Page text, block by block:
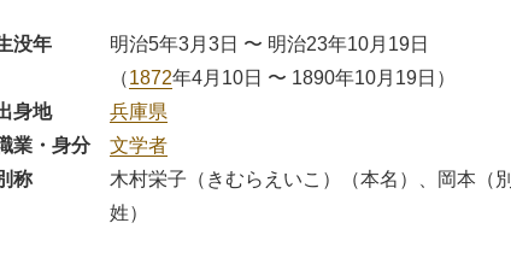
没年
明治5年3月3日 〜 明治23年10月19日
（1872年4月10日 〜 1890年10月19日）
身地
兵庫県
業・身分
文学者
称
木村栄子（きむらえいこ）（本名）、岡本（別
姓）